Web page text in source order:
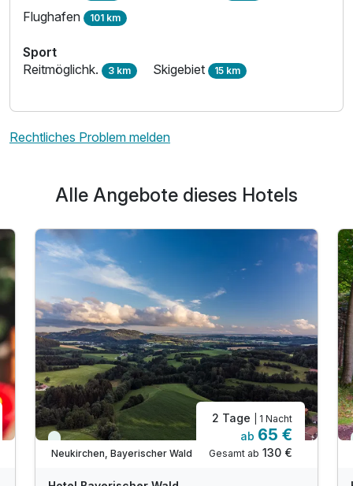
Flughafen 101 km
Sport
Reitmöglichk. 3 km Skigebiet 15 km
Rechtliches Problem melden
Alle Angebote dieses Hotels
Viele Termine frei
Neukirchen, Bayerischer Wald
2 Tage | 1 Nacht
ab 65 €
Gesamt ab 130 €